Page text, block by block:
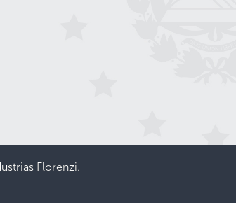
Florenzi.